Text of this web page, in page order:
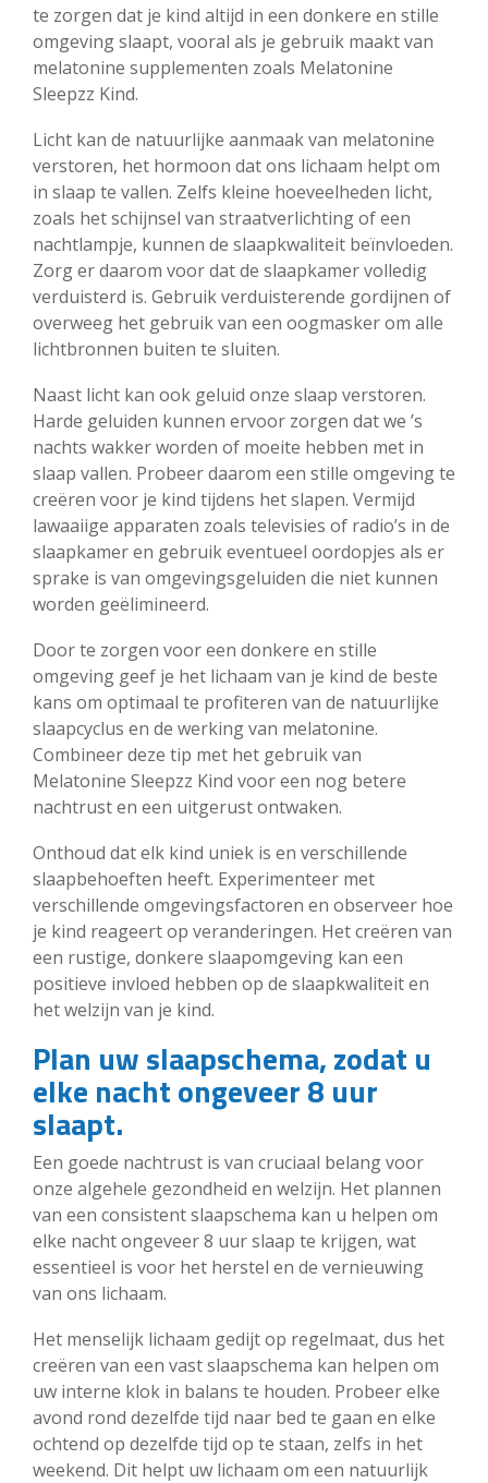
te zorgen dat je kind altijd in een donkere en stille
omgeving slaapt, vooral als je gebruik maakt van
melatonine supplementen zoals Melatonine
Sleepzz Kind.
Licht kan de natuurlijke aanmaak van melatonine
verstoren, het hormoon dat ons lichaam helpt om
in slaap te vallen. Zelfs kleine hoeveelheden licht,
zoals het schijnsel van straatverlichting of een
nachtlampje, kunnen de slaapkwaliteit beïnvloeden.
Zorg er daarom voor dat de slaapkamer volledig
verduisterd is. Gebruik verduisterende gordijnen of
overweeg het gebruik van een oogmasker om alle
lichtbronnen buiten te sluiten.
Naast licht kan ook geluid onze slaap verstoren.
Harde geluiden kunnen ervoor zorgen dat we ’s
nachts wakker worden of moeite hebben met in
slaap vallen. Probeer daarom een stille omgeving te
creëren voor je kind tijdens het slapen. Vermijd
lawaaiige apparaten zoals televisies of radio’s in de
slaapkamer en gebruik eventueel oordopjes als er
sprake is van omgevingsgeluiden die niet kunnen
worden geëlimineerd.
Door te zorgen voor een donkere en stille
omgeving geef je het lichaam van je kind de beste
kans om optimaal te profiteren van de natuurlijke
slaapcyclus en de werking van melatonine.
Combineer deze tip met het gebruik van
Melatonine Sleepzz Kind voor een nog betere
nachtrust en een uitgerust ontwaken.
Onthoud dat elk kind uniek is en verschillende
slaapbehoeften heeft. Experimenteer met
verschillende omgevingsfactoren en observeer hoe
je kind reageert op veranderingen. Het creëren van
een rustige, donkere slaapomgeving kan een
positieve invloed hebben op de slaapkwaliteit en
het welzijn van je kind.
Plan uw slaapschema, zodat u
elke nacht ongeveer 8 uur
slaapt.
Een goede nachtrust is van cruciaal belang voor
onze algehele gezondheid en welzijn. Het plannen
van een consistent slaapschema kan u helpen om
elke nacht ongeveer 8 uur slaap te krijgen, wat
essentieel is voor het herstel en de vernieuwing
van ons lichaam.
Het menselijk lichaam gedijt op regelmaat, dus het
creëren van een vast slaapschema kan helpen om
uw interne klok in balans te houden. Probeer elke
avond rond dezelfde tijd naar bed te gaan en elke
ochtend op dezelfde tijd op te staan, zelfs in het
weekend. Dit helpt uw lichaam om een natuurlijk